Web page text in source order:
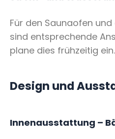
Für den Saunaofen
sind entsprechende
plane dies frühzeitig ein.
Design und
Innenausstattung –